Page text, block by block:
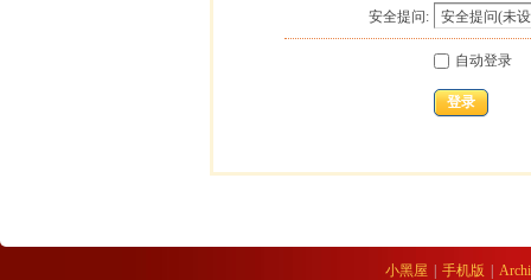
安全提问:
自动登录
登录
小黑屋 手机版